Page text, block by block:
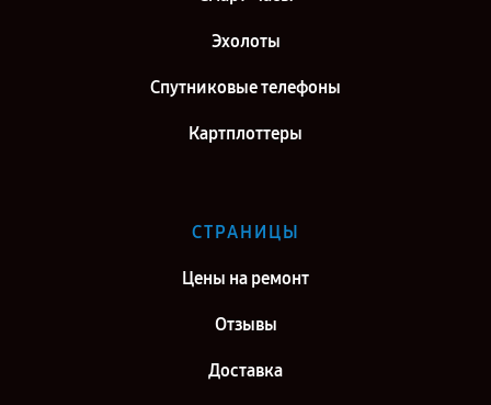
Эхолоты
Спутниковые телефоны
Картплоттеры
СТРАНИЦЫ
Цены на ремонт
Отзывы
Доставка